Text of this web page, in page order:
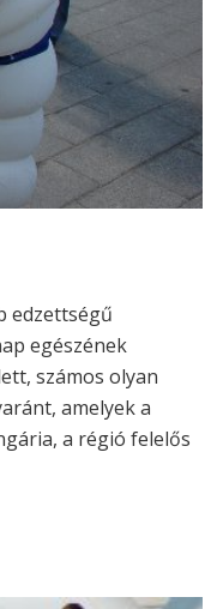
edzettségű
egészének
számos olyan
amelyek a
a régió felelős